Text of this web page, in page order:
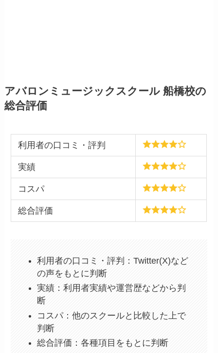
アバロンミュージックスクール 船橋校の
総合評価
利用者の口コミ・評判
実績
コスパ
総合評価
利用者の口コミ・評判：Twitter(X)など
の声をもとに判断
実績：利用者実績や運営歴などから判
断
コスパ：他のスクールと比較した上で
判断
総合評価：各種項目をもとに判断